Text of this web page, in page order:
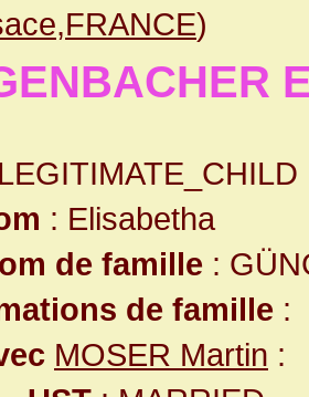
)
: Elisabetha
de famille :
de famille :
MOSER Martin :